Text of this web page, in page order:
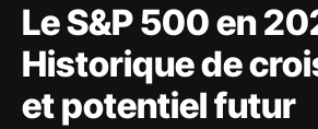
Le S&P 500 en
Historique de
et potentiel futur